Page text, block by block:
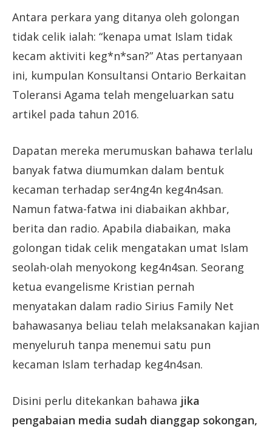
Antara perkara yang ditanya oleh golongan
tidak celik ialah: “kenapa umat Islam tidak
kecam aktiviti keg*n*san?” Atas pertanyaan
ini, kumpulan Konsultansi Ontario Berkaitan
Toleransi Agama telah mengeluarkan satu
artikel pada tahun 2016.
Dapatan mereka merumuskan bahawa terlalu
banyak fatwa diumumkan dalam bentuk
kecaman terhadap ser4ng4n keg4n4san.
Namun fatwa-fatwa ini diabaikan akhbar,
berita dan radio. Apabila diabaikan, maka
golongan tidak celik mengatakan umat Islam
seolah-olah menyokong keg4n4san. Seorang
ketua evangelisme Kristian pernah
menyatakan dalam radio Sirius Family Net
bahawasanya beliau telah melaksanakan kajian
menyeluruh tanpa menemui satu pun
kecaman Islam terhadap keg4n4san.
Disini perlu ditekankan bahawa jika
pengabaian media sudah dianggap sokongan,